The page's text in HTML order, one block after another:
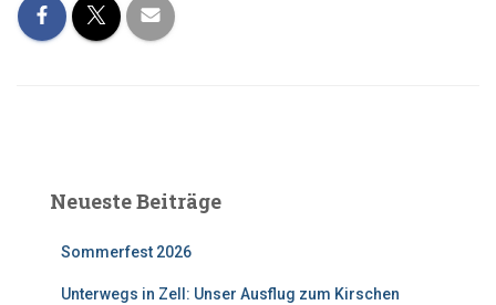
Neueste Beiträge
Sommerfest 2026
Unterwegs in Zell: Unser Ausflug zum Kirschen